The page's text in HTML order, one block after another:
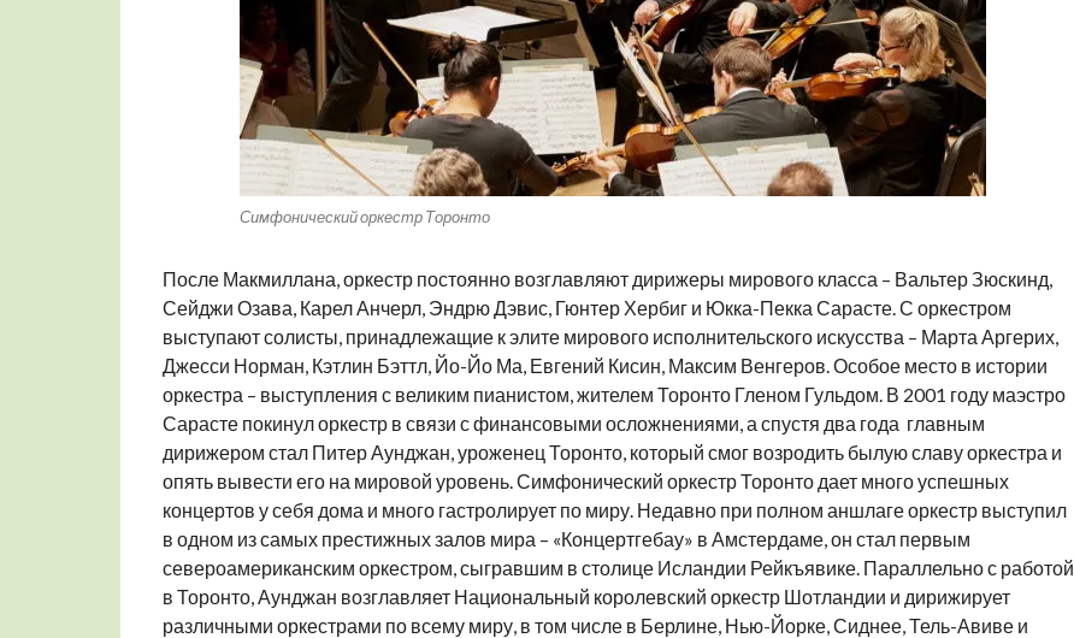
Симфонический оркестр Торонто
После Макмиллана, оркестр постоянно возглавляют дирижеры мирового класса – Вальтер Зюскинд,
Сейджи Озава, Карел Анчерл, Эндрю Дэвис, Гюнтер Хербиг и Юкка-Пекка Сарасте. С оркестром
выступают солисты, принадлежащие к элите мирового исполнительского искусства – Марта Аргерих,
Джесси Норман, Кэтлин Бэттл, Йо-Йо Ма, Евгений Кисин, Максим Венгеров. Особое место в истории
оркестра – выступления с великим пианистом, жителем Торонто Гленом Гульдом. В 2001 году маэстро
Сарасте покинул оркестр в связи с финансовыми осложнениями, а спустя два года главным
дирижером стал Питер Аунджан, уроженец Торонто, который смог возродить былую славу оркестра и
опять вывести его на мировой уровень. Симфонический оркестр Торонто дает много успешных
концертов у себя дома и много гастролирует по миру. Недавно при полном аншлаге оркестр выступил
в одном из самых престижных залов мира – «Концертгебау» в Амстердаме, он стал первым
североамериканским оркестром, сыгравшим в столице Исландии Рейкъявике. Параллельно с работой
в Торонто, Аунджан возглавляет Национальный королевский оркестр Шотландии и дирижирует
различными оркестрами по всему миру, в том числе в Берлине, Нью-Йорке, Сиднее, Тель-Авиве и